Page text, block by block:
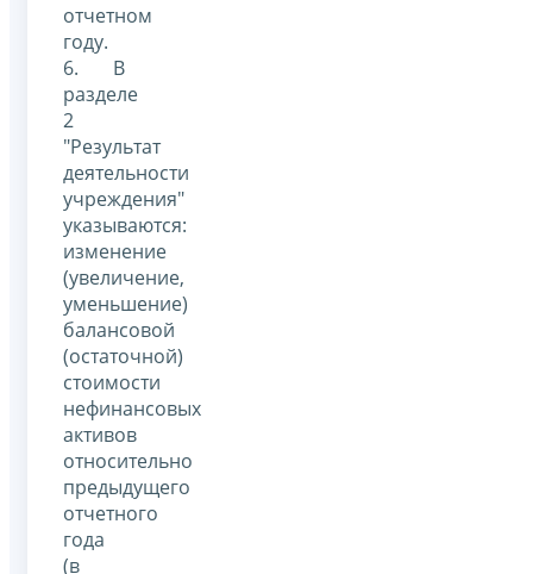
отчетном
году.
6. В
разделе
2
"Результат
деятельности
учреждения"
указываются:
изменение
(увеличение,
уменьшение)
балансовой
(остаточной)
стоимости
нефинансовых
активов
относительно
предыдущего
отчетного
года
(в